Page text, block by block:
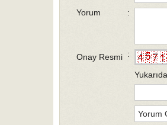
Yorum
:
Onay Resmi :